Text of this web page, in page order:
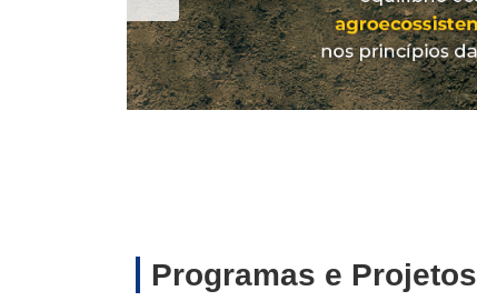
Programas e Projetos